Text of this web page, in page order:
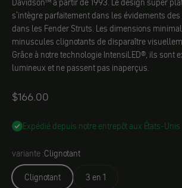
Davidson™ à partir de 1993. Le design super
s'intègre parfaitement dans les évidements des
dans les Fender Struts. Les dimensions
minuscules clignotants de disparaître
Grâce à notre technologie IntensiLED®, ils sont
lumineux et ne passent pas inaperçus.
Angebot
$166.00
Expédié depuis notre entrepôt aux États-Unis
variante :Clignotant
Clignotant
3 en 1